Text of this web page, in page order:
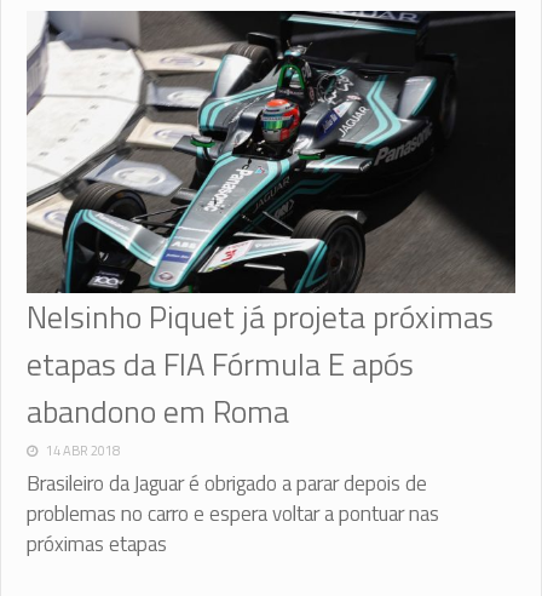
Nelsinho Piquet já projeta próximas
etapas da FIA Fórmula E após
abandono em Roma
14 ABR 2018
Brasileiro da Jaguar é obrigado a parar depois de
problemas no carro e espera voltar a pontuar nas
próximas etapas